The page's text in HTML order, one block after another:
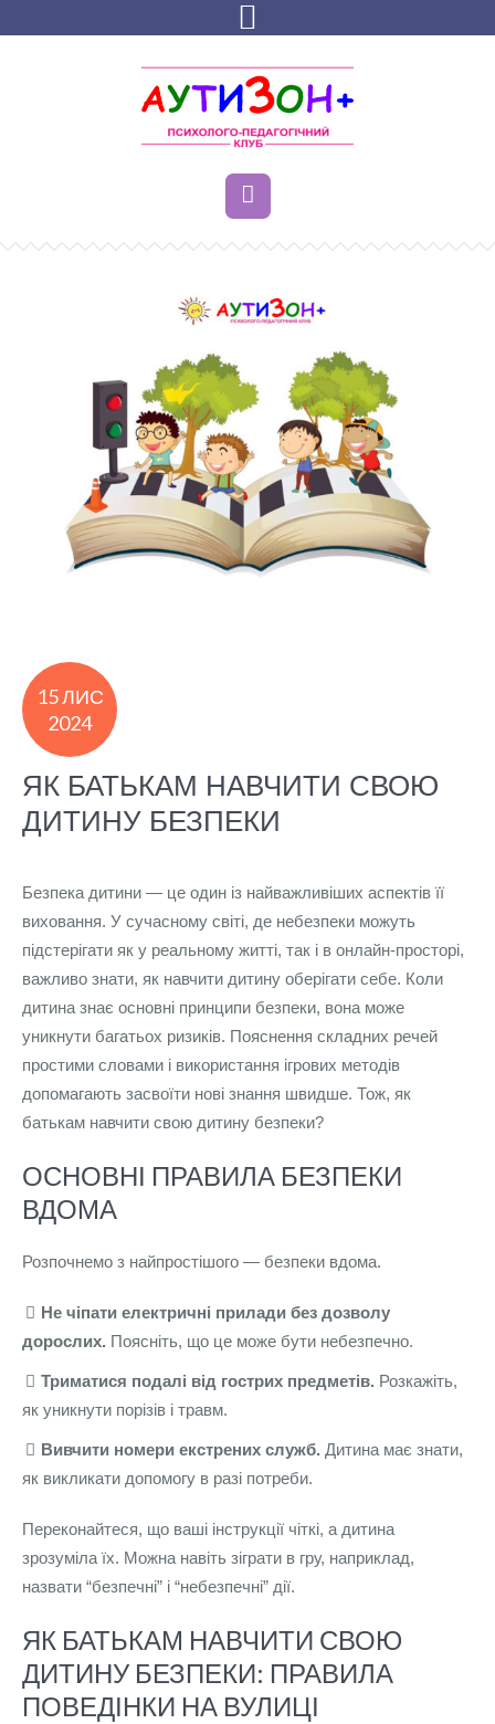
15 ЛИС
2024
ЯК БАТЬКАМ НАВЧИТИ СВОЮ
ДИТИНУ БЕЗПЕКИ
Безпека дитини — це один із найважливіших аспектів її
виховання. У сучасному світі, де небезпеки можуть
підстерігати як у реальному житті, так і в онлайн-просторі,
важливо знати, як навчити дитину оберігати себе. Коли
дитина знає основні принципи безпеки, вона може
уникнути багатьох ризиків. Пояснення складних речей
простими словами і використання ігрових методів
допомагають засвоїти нові знання швидше. Тож, як
батькам навчити свою дитину безпеки?
ОСНОВНІ ПРАВИЛА БЕЗПЕКИ
ВДОМА
Розпочнемо з найпростішого — безпеки вдома.
Не чіпати електричні прилади без дозволу
дорослих. Поясніть, що це може бути небезпечно.
Триматися подалі від гострих предметів. Розкажіть,
як уникнути порізів і травм.
Вивчити номери екстрених служб. Дитина має знати,
як викликати допомогу в разі потреби.
Переконайтеся, що ваші інструкції чіткі, а дитина
зрозуміла їх. Можна навіть зіграти в гру, наприклад,
назвати “безпечні” і “небезпечні” дії.
ЯК БАТЬКАМ НАВЧИТИ СВОЮ
ДИТИНУ БЕЗПЕКИ: ПРАВИЛА
ПОВЕДІНКИ НА ВУЛИЦІ